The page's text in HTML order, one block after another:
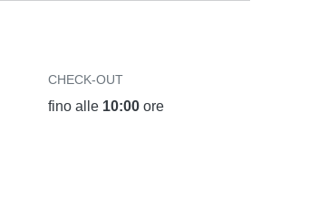
CHECK-OUT
fino alle 10:00ore